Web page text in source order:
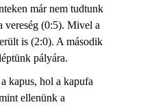
már nem tudtunk
vereség (0:5). Mivel a
is (2:0). A második
pályára.
kapus, hol a kapufa
ellenünk a